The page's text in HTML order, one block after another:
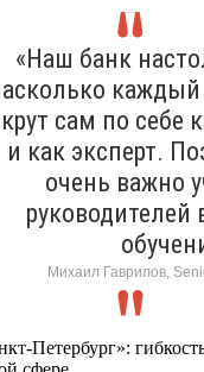
«Наш банк
крут сам по себе
и как эксперт.
очень важно
руководителей
Михаил Гаврилов,